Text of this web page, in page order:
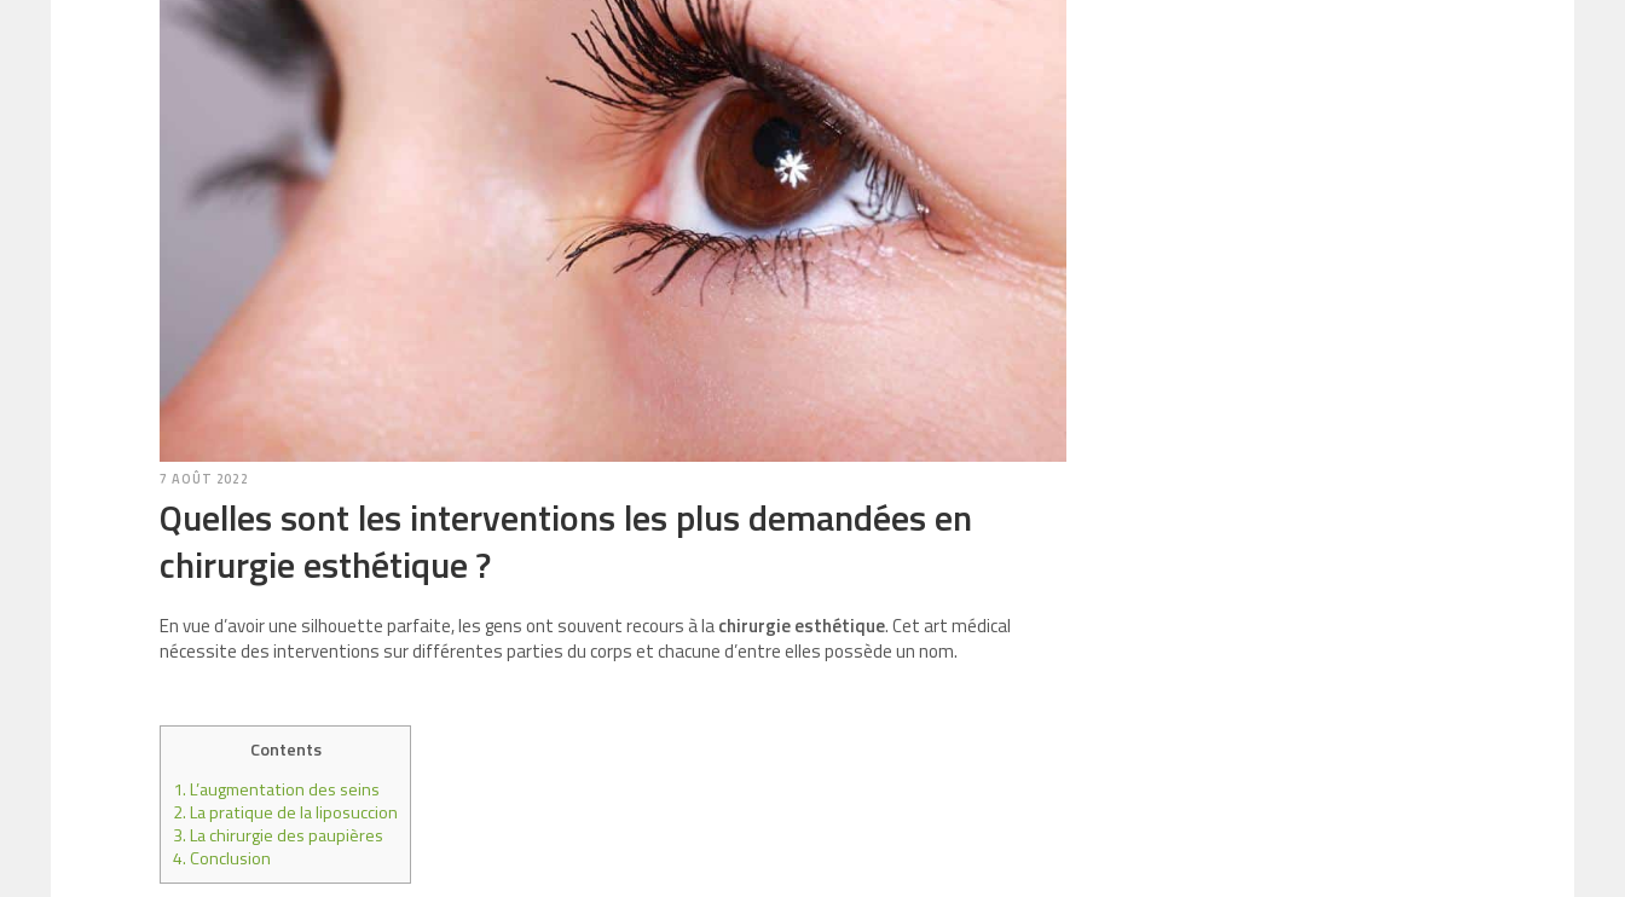
7 AOÛT 2022
Quelles sont les interventions les plus demandées en
chirurgie esthétique ?
En vue d’avoir une silhouette parfaite, les gens ont souvent recours à lachirurgie esthétique. Cet art médical
nécessite des interventions sur différentes parties du corps et chacune d’entre elles possède un nom.
Contents
1.L’augmentation des seins
2.La pratique de la liposuccion
3.La chirurgie des paupières
4.Conclusion